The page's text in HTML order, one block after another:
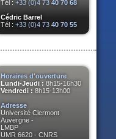
Tél : +33 (0)4 73 40 70 68
Cédric Barrel
Tél : +33 (0)4 73 40 70 55
Horaires d'ouverture
Lundi-Jeudi : 8h15-16h30
Vendredi : 8h15-13h00
Adresse
Université Clermont
Auvergne -
LMBP
UMR 6620 - CNRS